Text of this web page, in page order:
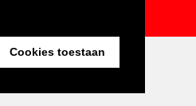
Cookies toestaan